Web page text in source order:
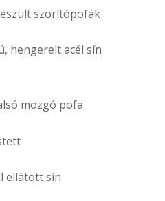
szorítópofák
hengerelt acél sín
mozgó pofa
ellátott sín